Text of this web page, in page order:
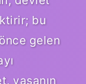
bu
gelen
yasanın